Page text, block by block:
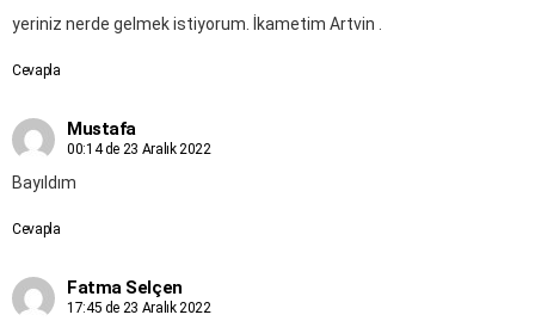
yeriniz nerde gelmek istiyorum. İkametim Artvin .
Cevapla
Mustafa
00:14 de 23 Aralık 2022
Bayıldım
Cevapla
Fatma Selçen
17:45 de 23 Aralık 2022